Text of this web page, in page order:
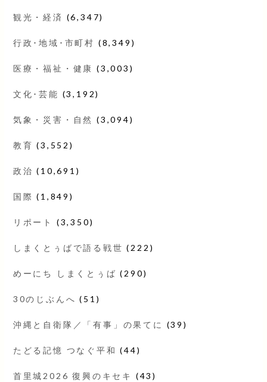
観光・経済 (6,347)
行政･地域･市町村 (8,349)
医療・福祉・健康 (3,003)
文化･芸能 (3,192)
気象・災害・自然 (3,094)
教育 (3,552)
政治 (10,691)
国際 (1,849)
リポート (3,350)
しまくとぅばで語る戦世 (222)
めーにち しまくとぅば (290)
30のじぶんへ (51)
沖縄と自衛隊／「有事」の果てに (39)
たどる記憶 つなぐ平和 (44)
首里城2026 復興のキセキ (43)